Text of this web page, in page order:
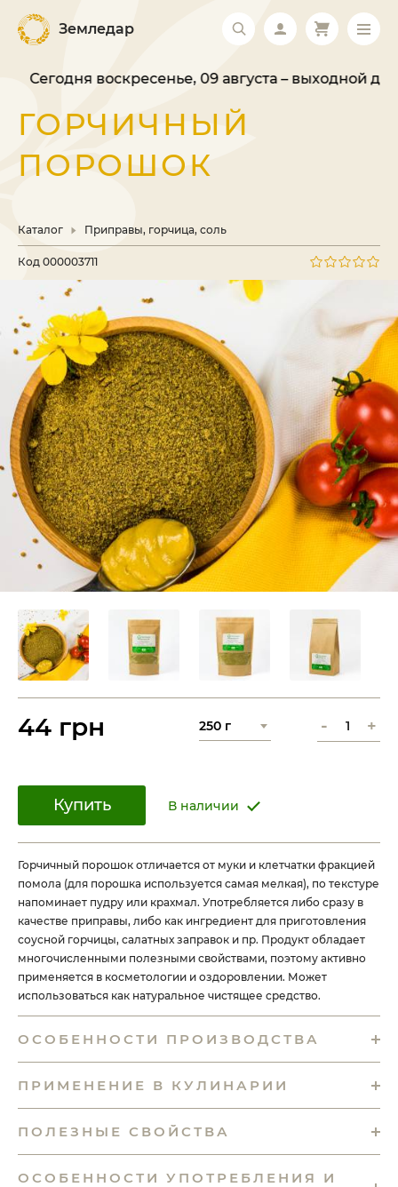
Земледар
Сегодня воскресенье, 09 августа – выходной
ГОРЧИЧНЫЙ
ПОРОШОК
Каталог Приправы, горчица, соль
Код 000003711
Горчичный порошок отличается от муки и клетчатки фракцией
помола (для порошка используется самая мелкая), по текстуре
напоминает пудру или крахмал. Употребляется либо сразу в
качестве приправы, либо как ингредиент для приготовления
соусной горчицы, салатных заправок и пр. Продукт обладает
многочисленными полезными свойствами, поэтому активно
применяется в косметологии и оздоровлении. Может
использоваться как натуральное чистящее средство.
ОСОБЕННОСТИ ПРОИЗВОДСТВА
ПРИМЕНЕНИЕ В КУЛИНАРИИ
ПОЛЕЗНЫЕ СВОЙСТВА
44 грн - +
Купить В наличии
ОСОБЕННОСТИ УПОТРЕБЛЕНИЯ И